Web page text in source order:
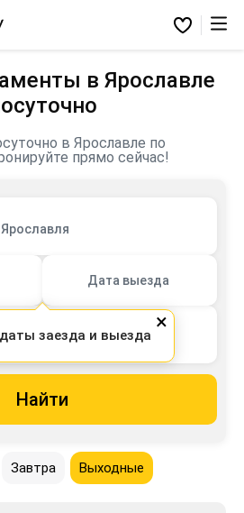
Избранное
в Ярославле
в Ярославле по
прямо сейчас!
Дата выезда
Найти
Завтра Выходные
×
заезда и выезда